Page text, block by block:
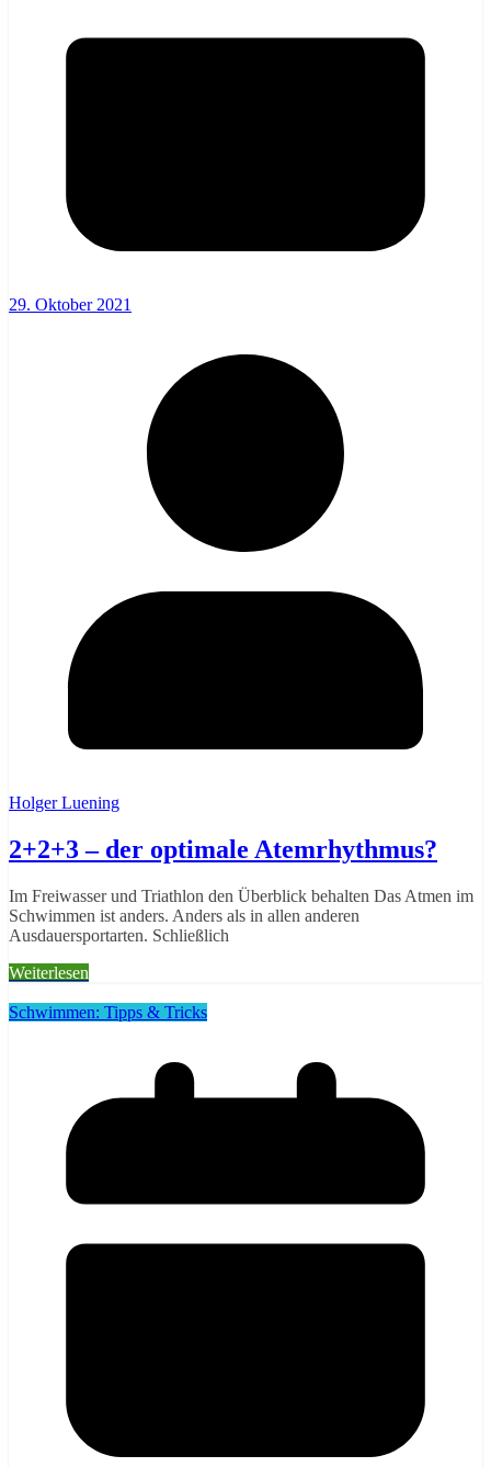
29. Oktober 2021
Holger Luening
2+2+3 – der optimale Atemrhythmus?
Im Freiwasser und Triathlon den Überblick behalten Das Atmen im
Schwimmen ist anders. Anders als in allen anderen
Ausdauersportarten. Schließlich
Weiterlesen
Schwimmen: Tipps & Tricks